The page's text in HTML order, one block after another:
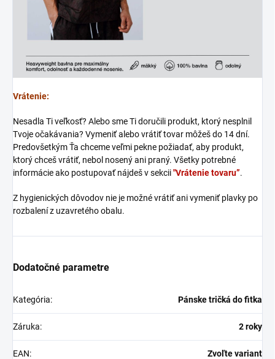
Vrátenie:
Nesadla Ti veľkosť? Alebo sme Ti doručili produkt, ktorý nesplnil
Tvoje očakávania? Vymeniť alebo vrátiť tovar môžeš do 14 dní.
Predovšetkým Ťa chceme veľmi pekne požiadať, aby produkt,
ktorý chceš vrátiť, nebol nosený ani praný. Všetky potrebné
informácie ako postupovať nájdeš v sekcii"Vrátenie tovaru”.
Z hygienických dôvodov nie je možné vrátiť ani vymeniť plavky po
rozbalení z uzavretého obalu.
Dodatočné parametre
Kategória: Pánske tričká do fitka
Záruka: 2 roky
EAN: Zvoľte variant